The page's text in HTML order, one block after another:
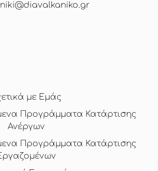
με Εμάς
Προγράμματα Κατάρτισης
Ανέργων
Προγράμματα Κατάρτισης